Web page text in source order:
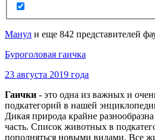
Манул и еще 842 представителей
Буроголовая гаичка
23 августа 2019 года
Гаички - это одна из важных и
подкатегорий в нашей
Дикая природа крайне
часть. Список животных в
пополняться новыми видами. Все